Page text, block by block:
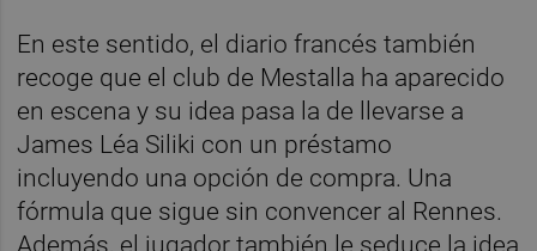
En este sentido, el diario francés también
recoge que el club de Mestalla ha aparecido
en escena y su idea pasa la de llevarse a
James Léa Siliki con un préstamo
incluyendo una opción de compra. Una
fórmula que sigue sin convencer al Rennes.
Además, el jugador también le seduce la idea